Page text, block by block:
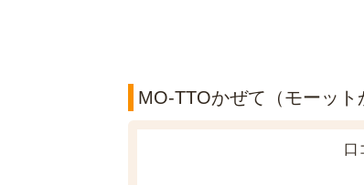
MO-TTOかぜて（モーッ
口